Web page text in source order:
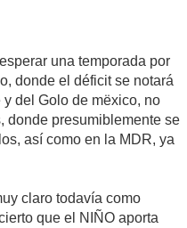
una temporada por
donde el déficit se notará
del Golo de mëxico, no
donde presumiblemente se
así como en la MDR, ya
claro todavía como
que el NIÑO aporta